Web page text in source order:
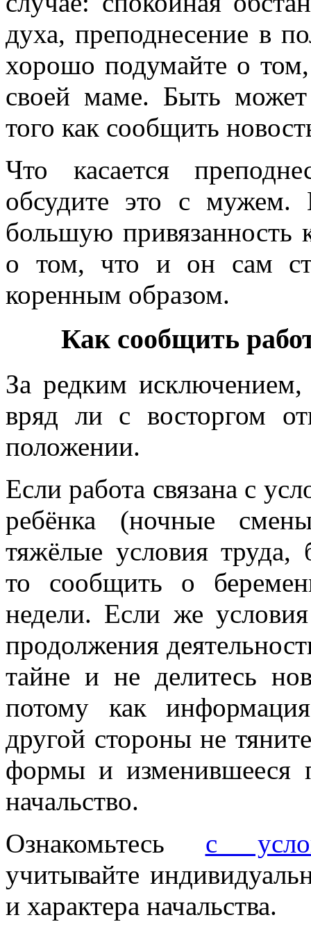
духа, преподнесение в
хорошо подумайте о
своей маме. Быть
того как сообщить
Что касается
обсудите это с мужем.
большую привязанность
о том, что и он сам
коренным образом.
Как сообщить
За редким исключением,
вряд ли с восторгом
положении.
Если работа связана с
ребёнка (ночные
тяжёлые условия труда,
то сообщить о
недели. Если же
продолжения
тайне и не делитесь
потому как
другой стороны не
формы и изменившееся
начальство.
Ознакомьтесь с
учитывайте
и характера начальства.